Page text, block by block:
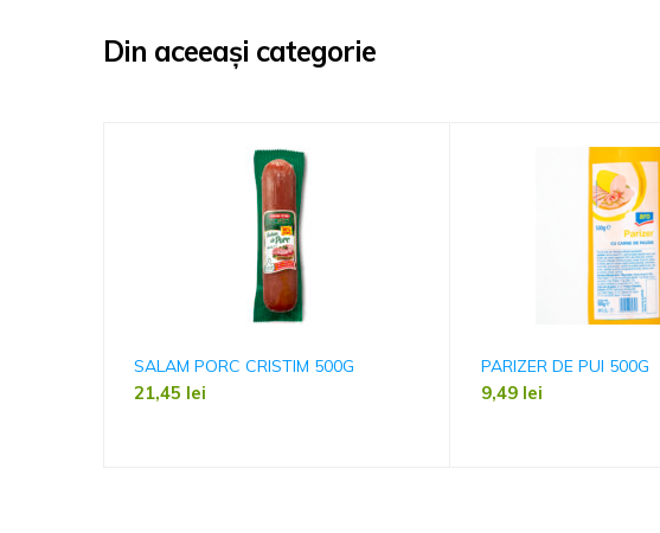
Din aceeași categorie
SALAM PORC CRISTIM 500G
21,45 lei
PARIZER DE PUI 500G
9,49 lei